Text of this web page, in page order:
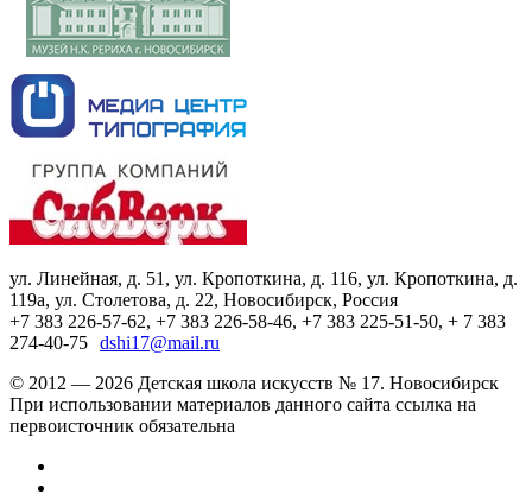
ул. Линейная, д. 51, ул. Кропоткина, д. 116, ул. Кропоткина, д.
119а, ул. Столетова, д. 22, Новосибирск, Россия
+7 383 226-57-62, +7 383 226-58-46, +7 383 225-51-50, + 7 383
274-40-75 dshi17@mail.ru
© 2012 — 2026 Детская школа искусств № 17. Новосибирск
При использовании материалов данного сайта ссылка на
первоисточник обязательна